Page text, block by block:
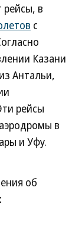
в
с
Казани
Антальи,
рейсы
в
и Уфу.
об